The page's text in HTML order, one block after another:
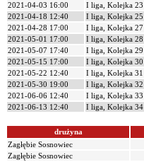
2021-04-03 16:00
I liga, Kolejka 23
2021-04-18 12:40
I liga, Kolejka 25
2021-04-28 17:00
I liga, Kolejka 27
2021-05-01 17:00
I liga, Kolejka 28
2021-05-07 17:40
I liga, Kolejka 29
2021-05-15 17:00
I liga, Kolejka 30
2021-05-22 12:40
I liga, Kolejka 31
2021-05-30 19:00
I liga, Kolejka 32
2021-06-06 12:40
I liga, Kolejka 33
2021-06-13 12:40
I liga, Kolejka 34
drużyna
Zagłębie Sosnowiec
Zagłębie Sosnowiec